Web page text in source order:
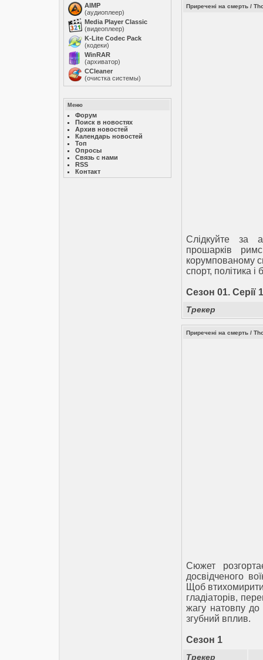
AIMP
(аудиоплеер)
Media Player Classic
(видеоплеер)
K-Lite Codec Pack
(кодеки)
WinRAR
(архиватор)
ССleaner
(очистка системы)
Меню
Форум
Поиск в новостях
Архив новостей
Календарь новостей
Топ
Опросы
Связь с нами
RSS
Контакт
Приречені на смерть /
Cлідкуйте за
прошарків
корумпованому
спорт, політика
Сезон 01. Серії
Трекер
Приречені на смерть /
Сюжет
досвідченого
Щоб
гладіаторів,
жагу натовпу до
згубний вплив.
Сезон 1
Трекер